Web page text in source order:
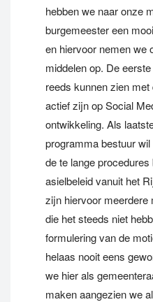
hebben we naar onze
burgemeester een
en hiervoor nemen we
middelen op. De
reeds kunnen zien met
actief zijn op Social
ontwikkeling. Als
programma bestuur
de te lange
asielbeleid vanuit het
zijn hiervoor meerdere
die het steeds niet
formulering van de
helaas nooit eens
we hier als
maken aangezien we